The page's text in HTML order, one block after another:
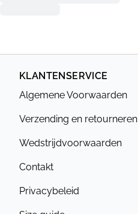
KLANTENSERVICE
Algemene Voorwaarden
Verzending en retourneren
Wedstrijdvoorwaarden
Contakt
Privacybeleid